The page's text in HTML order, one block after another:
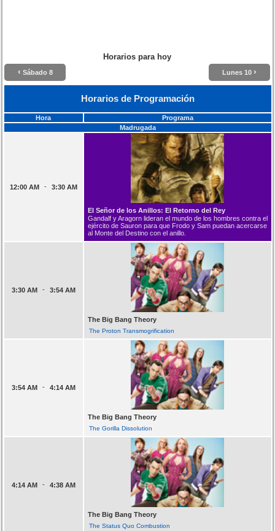
Horarios para hoy
‹ Sábado 8 Lunes 10 ›
Horarios de Programación
Hora
Programa
Madrugada
12:00 AM - 3:30 AM
El Señor de los Anillos: El Retorno del Rey
Gandalf y Aragorn lideran el mundo de los hombres contra el
ejército de Sauron para que Frodo y Sam puedan acercarse
al Monte del Destino con el anillo.
3:30 AM - 3:54 AM
The Big Bang Theory
The Proton Transmogrification
3:54 AM - 4:14 AM
The Big Bang Theory
The Gorilla Dissolution
4:14 AM - 4:38 AM
The Big Bang Theory
The Status Quo Combustion